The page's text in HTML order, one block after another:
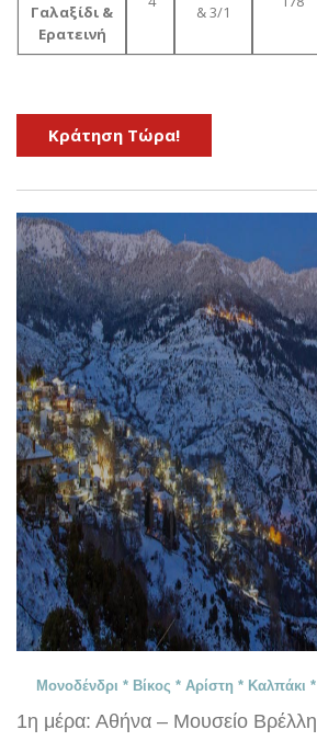
Γαλαξίδι &
Ερατεινή
& 3/1
Kράτηση Τώρα!
Μονοδένδρι * Βίκος * Αρίστη *
1η μέρα: Αθήνα – Μουσείο Βρέλλη